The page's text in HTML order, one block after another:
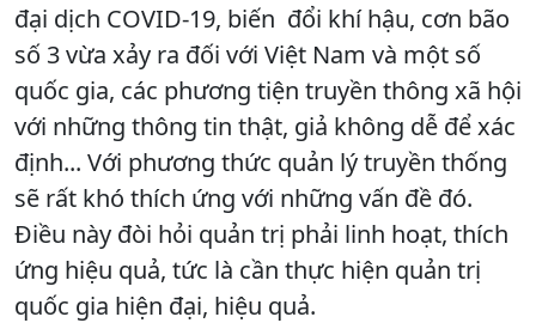
đại dịch COVID-19, biến đổi khí hậu, cơn bão
số 3 vừa xảy ra đối với Việt Nam và một số
quốc gia, các phương tiện truyền thông xã hội
với những thông tin thật, giả không dễ để xác
định... Với phương thức quản lý truyền thống
sẽ rất khó thích ứng với những vấn đề đó.
Điều này đòi hỏi quản trị phải linh hoạt, thích
ứng hiệu quả, tức là cần thực hiện quản trị
quốc gia hiện đại, hiệu quả.